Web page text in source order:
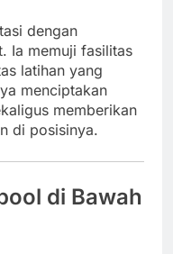
dengan
Ia memuji fasilitas
latihan yang
menciptakan
memberikan
di posisinya.
di Bawah